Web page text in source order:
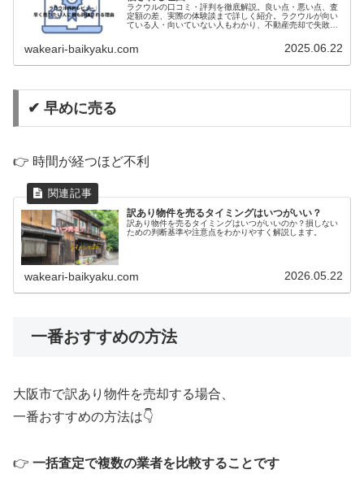
ラクウルの口コミ・評判を徹底解説。良い点・悪い点、査
定額の差、実際の体験談まで詳しく紹介。ラクウルが向い
ている人・向いていない人もわかり、不動産売却で失敗し
wakeari-baikyaku.com 2025.06.22
✔ 早めに売る
👉 時間が経つほど不利
訳あり物件を売るタイミングはいつがいい？
訳あり物件を売るタイミングはいつがいいのか？損しない
ための判断基準や注意点をわかりやすく解説します。
wakeari-baikyaku.com 2026.05.22
一番おすすめの方法
大阪市で訳あり物件を売却する場合、
一番おすすめの方法は👇
👉 一括査定で複数の業者を比較することです